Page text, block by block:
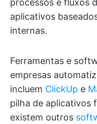
processos e fluxos
aplicativos
internas.
Ferramentas e
empresas
incluem ClickUp e
pilha de aplicativos
existem outros